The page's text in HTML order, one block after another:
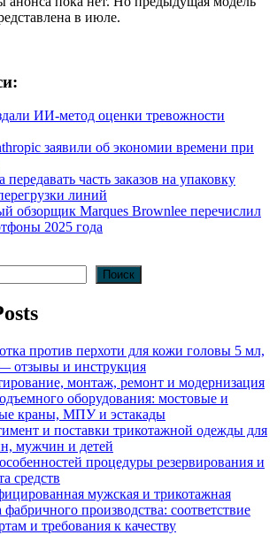
в июле.
ИИ-метод оценки тревожности
заявили об экономии времени при
передавать часть заказов на упаковку
линий
обзорщик Marques Brownlee перечислил
2025 года
Поиск
против перхоти для кожи головы 5 мл,
отзывы и инструкция
монтаж, ремонт и модернизация
оборудования: мостовые и
краны, МПУ и эстакады
и поставки трикотажной одежды для
мужчин и детей
процедуры резервирования и
средств
мужская и трикотажная
фабричного производства: соответствие
и требования к качеству